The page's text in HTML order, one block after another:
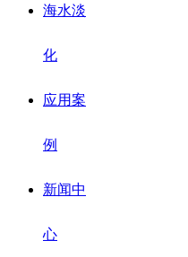
海水淡
化
应用案
例
新闻中
心